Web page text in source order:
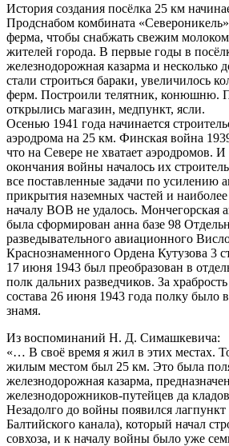
История создания посёлка 25 км
Продснабом комбината
ферма, чтобы снабжать свежим
жителей города. В первые годы в
железнодорожная казарма и несколько
стали строиться бараки, увеличилось
ферм. Построили телятник, конюшню.
открылись магазин, медпункт, ясли.
Осенью 1941 года начинается
аэродрома на 25 км. Финская война
что на Севере не хватает аэродромов. И
окончания войны началось их
все поставленные задачи по усилению
прикрытия наземных частей и
началу ВОВ не удалось. Мончегорская
была сформирован анна базе 98
разведывательного авиационного
Краснознаменного Ордена Кутузова 3
17 июня 1943 был преобразован в
полк дальних разведчиков. За
состава 26 июня 1943 года полку было
знамя.
Из воспоминаний Н. Д. Симашкевича:
«… В своё время я жил в этих местах.
жилым местом был 25 км. Это была
железнодорожная казарма,
железнодорожников-путейцев да
Незадолго до войны появился
Балтийского канала), который начал
совхоза, и к началу войны было уже